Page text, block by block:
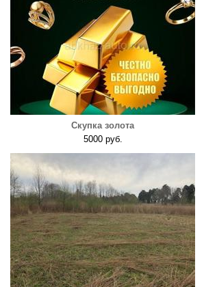
Скупка золота
5000 руб.